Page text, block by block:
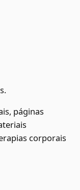
páginas
corporais